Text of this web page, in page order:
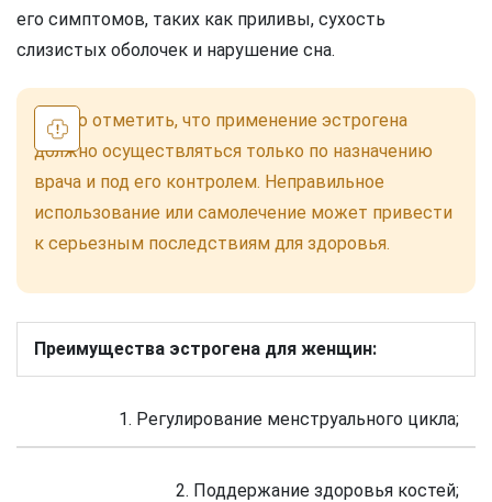
его симптомов, таких как приливы, сухость
слизистых оболочек и нарушение сна.
Важно отметить, что применение эстрогена
должно осуществляться только по назначению
врача и под его контролем. Неправильное
использование или самолечение может привести
к серьезным последствиям для здоровья.
Преимущества эстрогена для женщин:
1. Регулирование менструального цикла;
2. Поддержание здоровья костей;